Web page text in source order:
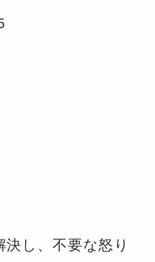
し、不要な怒り